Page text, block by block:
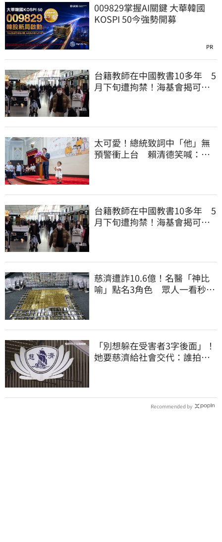
009829掌握AI關鍵 大華韓國
KOSPI 50今強勢開募
PR
台籍教師在中國教書10多年 5
月下旬遭拘禁！海基會揭可能
太可愛！總統致詞中「他」無
預警衝上台 賴清德笑喊：卸
台籍教師在中國教書10多年 5
月下旬遭拘禁！海基會揭可能
慈濟遭詐10.6億！名醫「神比
喻」點名3角色 眾人一看秒懂
「別想躲在受害者3字後面」！
她要慈濟給社會交代：誰拍板
Recommended by